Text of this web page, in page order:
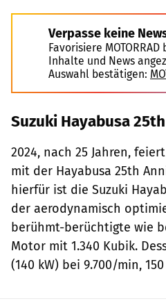
Verpasse keine
Favorisiere
Inhalte und News
Auswahl bestätigen:
Suzuki Hayabusa
2024, nach 25 Jahren,
mit der Hayabusa 25th
hierfür ist die Suzuki
der aerodynamisch
berühmt-berüchtigte wie
Motor mit 1.340 Kubik.
(140 kW) bei 9.700/min,